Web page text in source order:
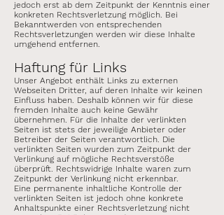
jedoch erst ab dem Zeitpunkt der Kenntnis einer
konkreten Rechtsverletzung möglich. Bei
Bekanntwerden von entsprechenden
Rechtsverletzungen werden wir diese Inhalte
umgehend entfernen.
Haftung für Links
Unser Angebot enthält Links zu externen
Webseiten Dritter, auf deren Inhalte wir keinen
Einfluss haben. Deshalb können wir für diese
fremden Inhalte auch keine Gewähr
übernehmen. Für die Inhalte der verlinkten
Seiten ist stets der jeweilige Anbieter oder
Betreiber der Seiten verantwortlich. Die
verlinkten Seiten wurden zum Zeitpunkt der
Verlinkung auf mögliche Rechtsverstöße
überprüft. Rechtswidrige Inhalte waren zum
Zeitpunkt der Verlinkung nicht erkennbar.
Eine permanente inhaltliche Kontrolle der
verlinkten Seiten ist jedoch ohne konkrete
Anhaltspunkte einer Rechtsverletzung nicht